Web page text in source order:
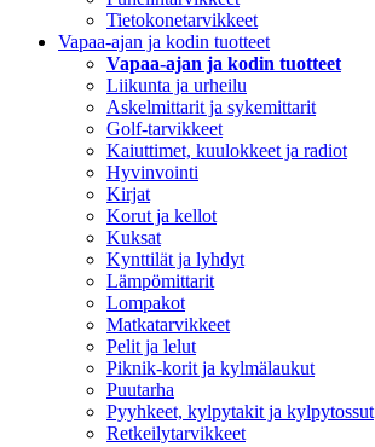
Tietokonetarvikkeet
Vapaa-ajan ja kodin tuotteet
Vapaa-ajan ja kodin tuotteet
Liikunta ja urheilu
Askelmittarit ja sykemittarit
Golf-tarvikkeet
Kaiuttimet, kuulokkeet ja radiot
Hyvinvointi
Kirjat
Korut ja kellot
Kuksat
Kynttilät ja lyhdyt
Lämpömittarit
Lompakot
Matkatarvikkeet
Pelit ja lelut
Piknik-korit ja kylmälaukut
Puutarha
Pyyhkeet, kylpytakit ja kylpytossut
Retkeilytarvikkeet